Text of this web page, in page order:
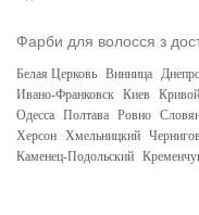
Фарби для волосся з
Белая Церковь Винница
Ивано-Франковск Киев
Одесса Полтава Ровно
Херсон Хмельницкий
Каменец-Подольский